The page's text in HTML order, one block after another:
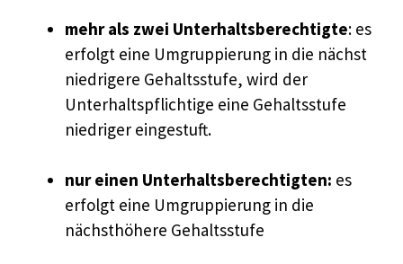
mehr als zwei Unterhaltsberechtigte: es
erfolgt eine Umgruppierung in die nächst
niedrigere Gehaltsstufe, wird der
Unterhaltspflichtige eine Gehaltsstufe
niedriger eingestuft.
nur einen Unterhaltsberechtigten: es
erfolgt eine Umgruppierung in die
nächsthöhere Gehaltsstufe